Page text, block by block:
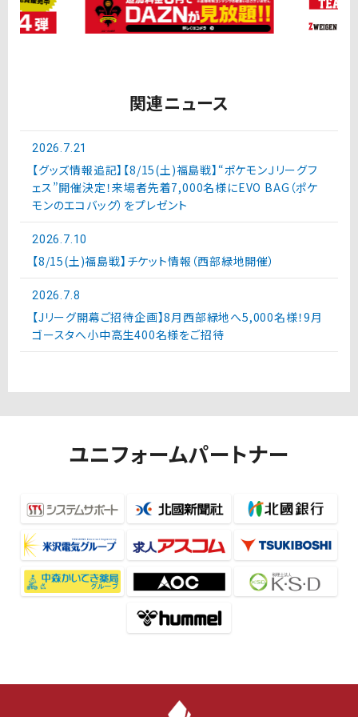
関連ニュース
2026.7.21
【グッズ情報追記】【8/15(土)福島戦】“ポケモンＪリーグフ
ェス”開催決定！来場者先着7,000名様にEVO BAG（ポケ
モンのエコバッグ）をプレゼント
2026.7.10
【8/15(土)福島戦】チケット情報（西部緑地開催）
2026.7.8
【Jリーグ開幕ご招待企画】8月西部緑地へ5,000名様！9月
ゴースタへ小中高生400名様をご招待
ユニフォームパートナー